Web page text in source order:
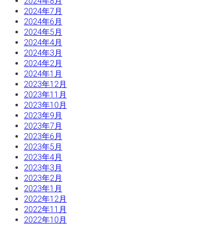
2024年7月
2024年6月
2024年5月
2024年4月
2024年3月
2024年2月
2024年1月
2023年12月
2023年11月
2023年10月
2023年9月
2023年7月
2023年6月
2023年5月
2023年4月
2023年3月
2023年2月
2023年1月
2022年12月
2022年11月
2022年10月